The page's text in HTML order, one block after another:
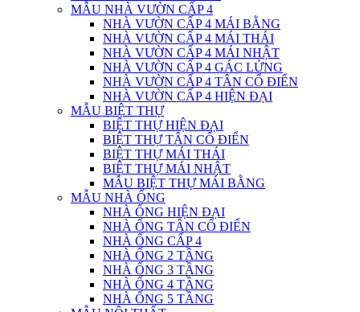
MẪU NHÀ VƯỜN CẤP 4
NHÀ VƯỜN CẤP 4 MÁI BẰNG
NHÀ VƯỜN CẤP 4 MÁI THÁI
NHÀ VƯỜN CẤP 4 MÁI NHẬT
NHÀ VƯỜN CẤP 4 GÁC LỬNG
NHÀ VƯỜN CẤP 4 TÂN CỔ ĐIỂN
NHÀ VƯỜN CẤP 4 HIỆN ĐẠI
MẪU BIỆT THỰ
BIỆT THỰ HIỆN ĐẠI
BIỆT THỰ TÂN CỔ ĐIỂN
BIỆT THỰ MÁI THÁI
BIỆT THỰ MÁI NHẬT
MẪU BIỆT THỰ MÁI BẰNG
MẪU NHÀ ỐNG
NHÀ ỐNG HIỆN ĐẠI
NHÀ ỐNG TÂN CỔ ĐIỂN
NHÀ ỐNG CẤP 4
NHÀ ỐNG 2 TẦNG
NHÀ ỐNG 3 TẦNG
NHÀ ỐNG 4 TẦNG
NHÀ ỐNG 5 TẦNG